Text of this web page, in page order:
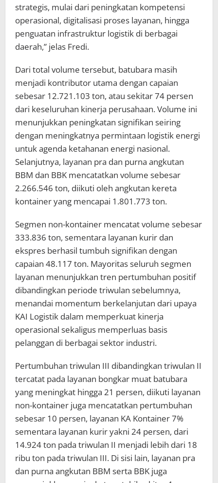
strategis, mulai dari peningkatan kompetensi
operasional, digitalisasi proses layanan, hingga
penguatan infrastruktur logistik di berbagai
daerah,” jelas Fredi.
Dari total volume tersebut, batubara masih
menjadi kontributor utama dengan capaian
sebesar 12.721.103 ton, atau sekitar 74 persen
dari keseluruhan kinerja perusahaan. Volume ini
menunjukkan peningkatan signifikan seiring
dengan meningkatnya permintaan logistik energi
untuk agenda ketahanan energi nasional.
Selanjutnya, layanan pra dan purna angkutan
BBM dan BBK mencatatkan volume sebesar
2.266.546 ton, diikuti oleh angkutan kereta
kontainer yang mencapai 1.801.773 ton.
Segmen non-kontainer mencatat volume sebesar
333.836 ton, sementara layanan kurir dan
ekspres berhasil tumbuh signifikan dengan
capaian 48.117 ton. Mayoritas seluruh segmen
layanan menunjukkan tren pertumbuhan positif
dibandingkan periode triwulan sebelumnya,
menandai momentum berkelanjutan dari upaya
KAI Logistik dalam memperkuat kinerja
operasional sekaligus memperluas basis
pelanggan di berbagai sektor industri.
Pertumbuhan triwulan III dibandingkan triwulan II
tercatat pada layanan bongkar muat batubara
yang meningkat hingga 21 persen, diikuti layanan
non-kontainer juga mencatatkan pertumbuhan
sebesar 10 persen, layanan KA Kontainer 7%
sementara layanan kurir yakni 24 persen, dari
14.924 ton pada triwulan II menjadi lebih dari 18
ribu ton pada triwulan III. Di sisi lain, layanan pra
dan purna angkutan BBM serta BBK juga